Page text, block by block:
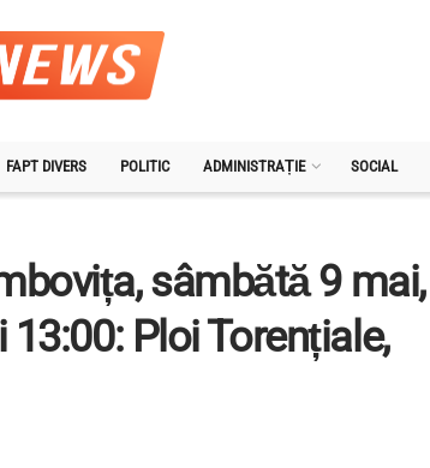
FAPT DIVERS POLITIC ADMINISTRAȚIE SOCIAL
sâmbătă 9 mai,
Ploi Torențiale,